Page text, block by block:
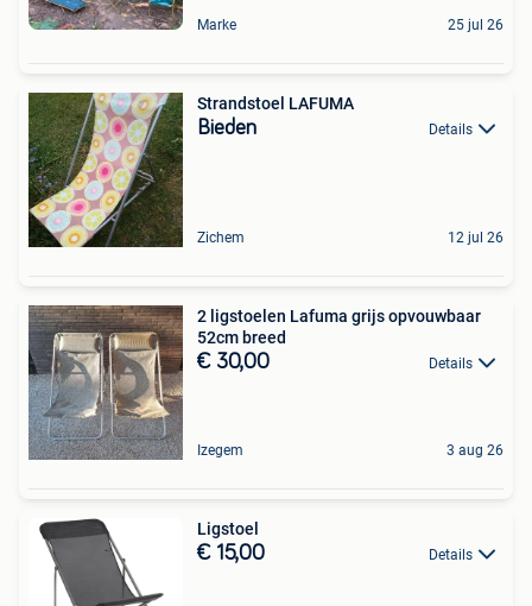
Marke 25 jul 26
Strandstoel LAFUMA
Bieden Details
Zichem 12 jul 26
2 ligstoelen Lafuma grijs opvouwbaar
52cm breed
€ 30,00 Details
Izegem 3 aug 26
Ligstoel
€ 15,00 Details